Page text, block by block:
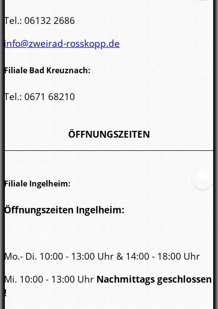
Tel.: 06132 2686
info@zweirad-rosskopp.de
Filiale Bad Kreuznach:
Tel.: 0671 68210
ÖFFNUNGSZEITEN
Filiale Ingelheim:
Öffnungszeiten Ingelheim:
Mo.- Di. 10:00 - 13:00 Uhr & 14:00 - 18:00 Uhr
Mi. 10:00 - 13:00 Uhr Nachmittags geschlossen
!